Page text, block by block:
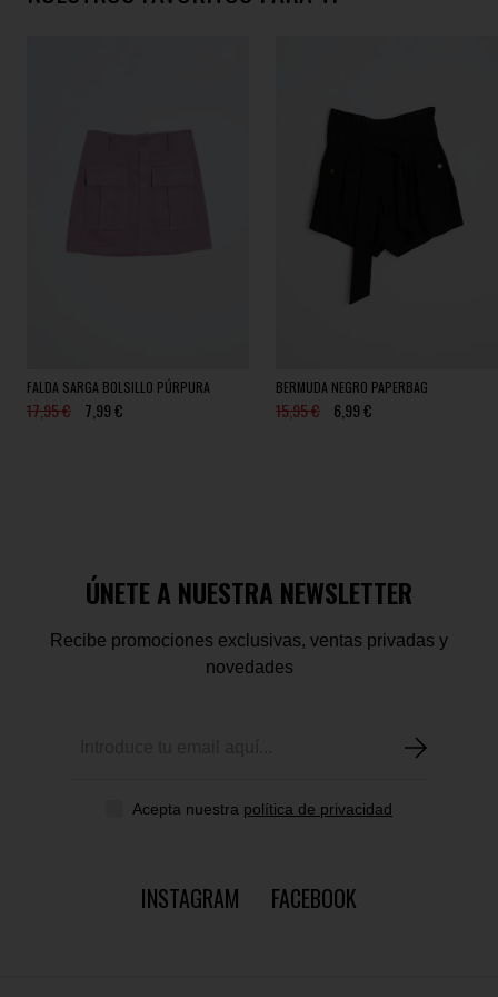
FALDA SARGA BOLSILLO PÚRPURA
17,95 € 7,99 €
BERMUDA NEGRO PAPERBAG
15,95 € 6,99 €
ÚNETE A NUESTRA NEWSLETTER
Recibe promociones exclusivas, ventas privadas y
novedades
Acepta nuestra política de privacidad
INSTAGRAM FACEBOOK